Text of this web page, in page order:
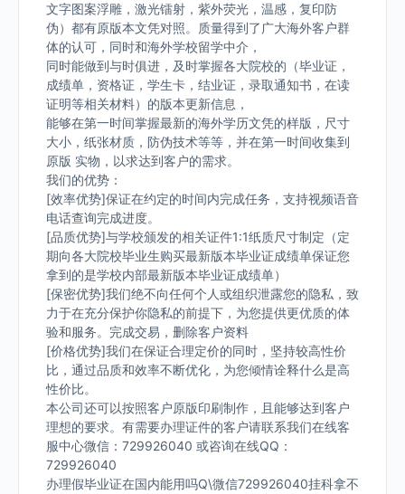
文字图案浮雕，激光镭射，紫外荧光，温感，复印防
伪）都有原版本文凭对照。质量得到了广大海外客户群
体的认可，同时和海外学校留学中介，
同时能做到与时俱进，及时掌握各大院校的（毕业证，
成绩单，资格证，学生卡，结业证，录取通知书，在读
证明等相关材料）的版本更新信息，
能够在第一时间掌握最新的海外学历文凭的样版，尺寸
大小，纸张材质，防伪技术等等，并在第一时间收集到
原版 实物，以求达到客户的需求。
我们的优势：
[效率优势]保证在约定的时间内完成任务，支持视频语音
电话查询完成进度。
[品质优势]与学校颁发的相关证件1:1纸质尺寸制定（定
期向各大院校毕业生购买最新版本毕业证成绩单保证您
拿到的是学校内部最新版本毕业证成绩单）
[保密优势]我们绝不向任何个人或组织泄露您的隐私，致
力于在充分保护你隐私的前提下，为您提供更优质的体
验和服务。完成交易，删除客户资料
[价格优势]我们在保证合理定价的同时，坚持较高性价
比，通过品质和效率不断优化，为您倾情诠释什么是高
性价比。
本公司还可以按照客户原版印刷制作，且能够达到客户
理想的要求。有需要办理证件的客户请联系我们在线客
服中心微信：729926040 或咨询在线QQ：
729926040
办理假毕业证在国内能用吗Q\微信729926040挂科拿不